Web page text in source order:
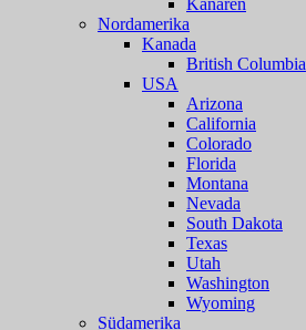
Kanaren
Nordamerika
Kanada
British Columbia
USA
Arizona
California
Colorado
Florida
Montana
Nevada
South Dakota
Texas
Utah
Washington
Wyoming
Südamerika